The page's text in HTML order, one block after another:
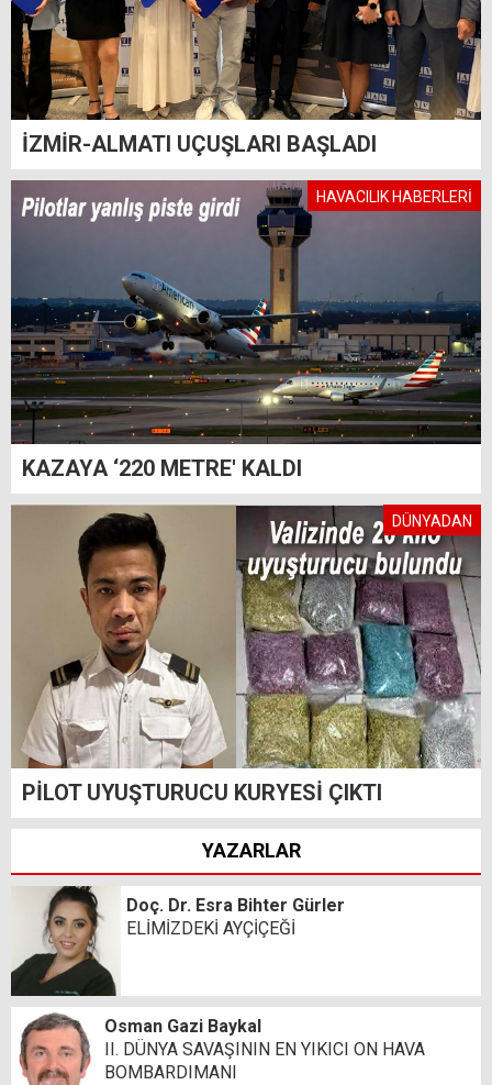
İZMİR-ALMATI UÇUŞLARI BAŞLADI
HAVACILIK HABERLERİ
KAZAYA ‘220 METRE' KALDI
DÜNYADAN
PİLOT UYUŞTURUCU KURYESİ ÇIKTI
YAZARLAR
Doç. Dr. Esra Bihter Gürler
ELİMİZDEKİ AYÇİÇEĞİ
Osman Gazi Baykal
II. DÜNYA SAVAŞININ EN YIKICI ON HAVA
BOMBARDIMANI